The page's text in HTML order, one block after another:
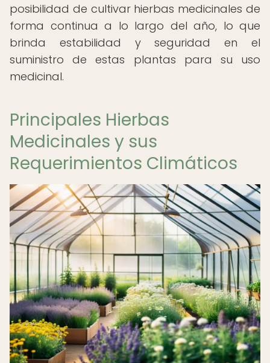
posibilidad de cultivar hierbas medicinales de
forma continua a lo largo del año, lo que
brinda estabilidad y seguridad en el
suministro de estas plantas para su uso
medicinal.
Principales Hierbas
Medicinales y sus
Requerimientos Climáticos